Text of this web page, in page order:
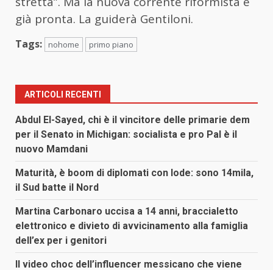
già pronta. La guiderà Gentiloni.
Tags: nohome primo piano
ARTICOLI RECENTI
Abdul El-Sayed, chi è il vincitore delle primarie dem
per il Senato in Michigan: socialista e pro Pal è il
nuovo Mamdani
Maturità, è boom di diplomati con lode: sono 14mila,
il Sud batte il Nord
Martina Carbonaro uccisa a 14 anni, braccialetto
elettronico e divieto di avvicinamento alla famiglia
dell’ex per i genitori
Il video choc dell’influencer messicano che viene